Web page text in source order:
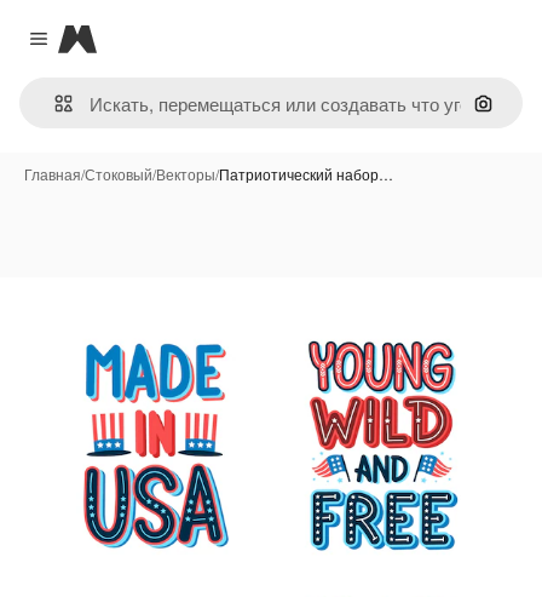
Close menu
Magnific
Поиск
Главная/Стоковый/Векторы/Патриотический набор…